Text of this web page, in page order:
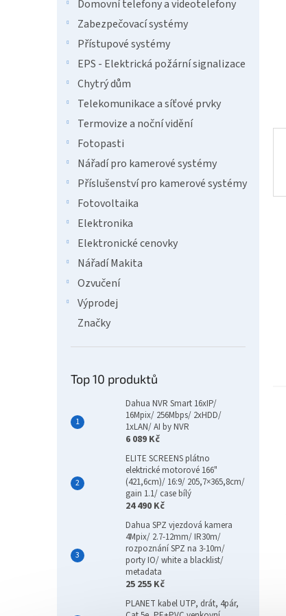
Domovní telefony a videotelefony
Zabezpečovací systémy
Přístupové systémy
EPS - Elektrická požární signalizace
Chytrý dům
Telekomunikace a síťové prvky
Termovize a noční vidění
Fotopasti
Nářadí pro kamerové systémy
Příslušenství pro kamerové systémy
Fotovoltaika
Elektronika
Elektronické cenovky
Nářadí Makita
Ozvučení
Výprodej
Značky
Top 10 produktů
Dahua NVR Smart 16xIP/
16Mpix/ 256Mbps/ 2xHDD/
1xLAN/ AI by NVR
6 089 Kč
ELITE SCREENS plátno
elektrické motorové 166"
(421,6cm)/ 16:9/ 205,7×365,8cm/
gain 1.1/ case bílý
24 490 Kč
Dahua SPZ vjezdová kamera
4Mpix/ 2.7-12mm/ IR30m/
rozpoznání SPZ na 3-10m/
porty IO/ white a blacklist/
metadata
25 255 Kč
PLANET kabel UTP, drát, 4pár,